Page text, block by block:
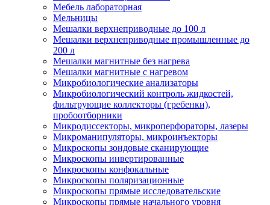
Мебель лабораторная
Мельницы
Мешалки верхнеприводные до 100 л
Мешалки верхнеприводные промышленные до
200 л
Мешалки магнитные без нагрева
Мешалки магнитные с нагревом
Микробиологические анализаторы
Микробиологический контроль жидкостей,
фильтрующие коллекторы (гребенки),
пробоотборники
Микродиссекторы, микроперфораторы, лазеры
Микроманипуляторы, микроинъекторы
Микроскопы зондовые сканирующие
Микроскопы инвертированные
Микроскопы конфокальные
Микроскопы поляризационные
Микроскопы прямые исследовательские
Микроскопы прямые начального уровня